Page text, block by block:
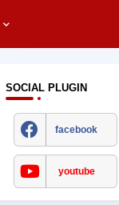
SOCIAL PLUGIN
facebook
youtube